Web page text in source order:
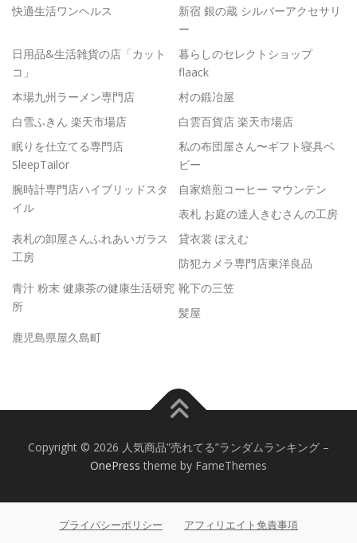
快適生活ワンヘルス
新宿 銀の蔵 シルバーアクセサリ
ー
日用品&生活雑貨の店「カット
コ」
暮らしのセレクトショップ
flaack
本場九州ラーメン専門店
村の鍛冶屋
白雪ふきん 楽天市場店
白雲百貨店 楽天市場店
眠りを仕立てる専門店
SleepTailor
私の布団屋さん〜ギフト寝具ベ
ビー
腕時計専門店ハイブリッドスタ
イル
自家焙煎コーヒー マウンテン
表札 お庭の達人きむさんの工房
表札の卸屋さんふれあいガラス
工房
貸衣裳 ぽえむ
防犯カメラ専門店東洋良品
青汁 粉末 健康茶の健康生活研究
所
靴下の三笠
髪屋
鹿児島県屋久島町
Copyright © 2026 人気商品”売れてる”ランダムランキング –
OnePress theme by FameThemes
プライバシーポリシー アフィリエイト免責事項